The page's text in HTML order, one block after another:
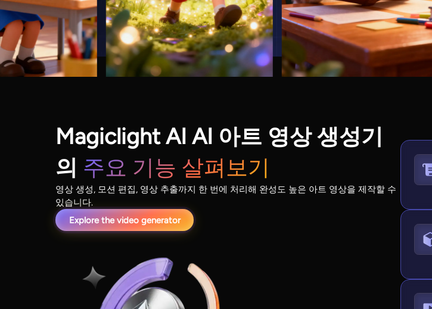
Magiclight AI AI 아트 영상 생성기
의 주요 기능 살펴보기
영상 생성, 모션 편집, 영상 추출까지 한 번에 처리해 완성도 높은 아트 영상을 제작할 수
있습니다.
Explore the video generator